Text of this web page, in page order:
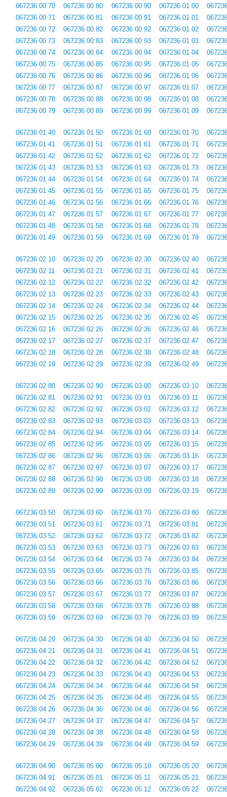
067236 00 70
067236 00 71
067236 00 72
067236 00 73
067236 00 74
067236 00 75
067236 00 76
067236 00 77
067236 00 78
067236 00 79
067236 00 80
067236 00 81
067236 00 82
067236 00 83
067236 00 84
067236 00 85
067236 00 86
067236 00 87
067236 00 88
067236 00 89
067236 00 90
067236 00 91
067236 00 92
067236 00 93
067236 00 94
067236 00 95
067236 00 96
067236 00 97
067236 00 98
067236 00 99
067236 01 00
067236 01 01
067236 01 02
067236 01 03
067236 01 04
067236 01 05
067236 01 06
067236 01 07
067236 01 08
067236 01 09
067236 01 40
067236 01 41
067236 01 42
067236 01 43
067236 01 44
067236 01 45
067236 01 46
067236 01 47
067236 01 48
067236 01 49
067236 01 50
067236 01 51
067236 01 52
067236 01 53
067236 01 54
067236 01 55
067236 01 56
067236 01 57
067236 01 58
067236 01 59
067236 01 60
067236 01 61
067236 01 62
067236 01 63
067236 01 64
067236 01 65
067236 01 66
067236 01 67
067236 01 68
067236 01 69
067236 01 70
067236 01 71
067236 01 72
067236 01 73
067236 01 74
067236 01 75
067236 01 76
067236 01 77
067236 01 78
067236 01 79
067236 02 10
067236 02 11
067236 02 12
067236 02 13
067236 02 14
067236 02 15
067236 02 16
067236 02 17
067236 02 18
067236 02 19
067236 02 20
067236 02 21
067236 02 22
067236 02 23
067236 02 24
067236 02 25
067236 02 26
067236 02 27
067236 02 28
067236 02 29
067236 02 30
067236 02 31
067236 02 32
067236 02 33
067236 02 34
067236 02 35
067236 02 36
067236 02 37
067236 02 38
067236 02 39
067236 02 40
067236 02 41
067236 02 42
067236 02 43
067236 02 44
067236 02 45
067236 02 46
067236 02 47
067236 02 48
067236 02 49
067236 02 80
067236 02 81
067236 02 82
067236 02 83
067236 02 84
067236 02 85
067236 02 86
067236 02 87
067236 02 88
067236 02 89
067236 02 90
067236 02 91
067236 02 92
067236 02 93
067236 02 94
067236 02 95
067236 02 96
067236 02 97
067236 02 98
067236 02 99
067236 03 00
067236 03 01
067236 03 02
067236 03 03
067236 03 04
067236 03 05
067236 03 06
067236 03 07
067236 03 08
067236 03 09
067236 03 10
067236 03 11
067236 03 12
067236 03 13
067236 03 14
067236 03 15
067236 03 16
067236 03 17
067236 03 18
067236 03 19
067236 03 50
067236 03 51
067236 03 52
067236 03 53
067236 03 54
067236 03 55
067236 03 56
067236 03 57
067236 03 58
067236 03 59
067236 03 60
067236 03 61
067236 03 62
067236 03 63
067236 03 64
067236 03 65
067236 03 66
067236 03 67
067236 03 68
067236 03 69
067236 03 70
067236 03 71
067236 03 72
067236 03 73
067236 03 74
067236 03 75
067236 03 76
067236 03 77
067236 03 78
067236 03 79
067236 03 80
067236 03 81
067236 03 82
067236 03 83
067236 03 84
067236 03 85
067236 03 86
067236 03 87
067236 03 88
067236 03 89
067236 04 20
067236 04 21
067236 04 22
067236 04 23
067236 04 24
067236 04 25
067236 04 26
067236 04 27
067236 04 28
067236 04 29
067236 04 30
067236 04 31
067236 04 32
067236 04 33
067236 04 34
067236 04 35
067236 04 36
067236 04 37
067236 04 38
067236 04 39
067236 04 40
067236 04 41
067236 04 42
067236 04 43
067236 04 44
067236 04 45
067236 04 46
067236 04 47
067236 04 48
067236 04 49
067236 04 50
067236 04 51
067236 04 52
067236 04 53
067236 04 54
067236 04 55
067236 04 56
067236 04 57
067236 04 58
067236 04 59
067236 04 90
067236 04 91
067236 04 92
067236 05 00
067236 05 01
067236 05 02
067236 05 10
067236 05 11
067236 05 12
067236 05 20
067236 05 21
067236 05 22